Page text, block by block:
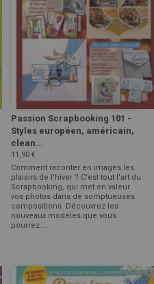
Passion Scrapbooking 101 -
Styles européen, américain,
clean...
11,90 €
Comment raconter en images les
plaisirs de l'hiver ? C'est tout l'art du
Scrapbooking, qui met en valeur
vos photos dans de somptueuses
compositions. Découvrez les
nouveaux modèles que vous
pourrez ...